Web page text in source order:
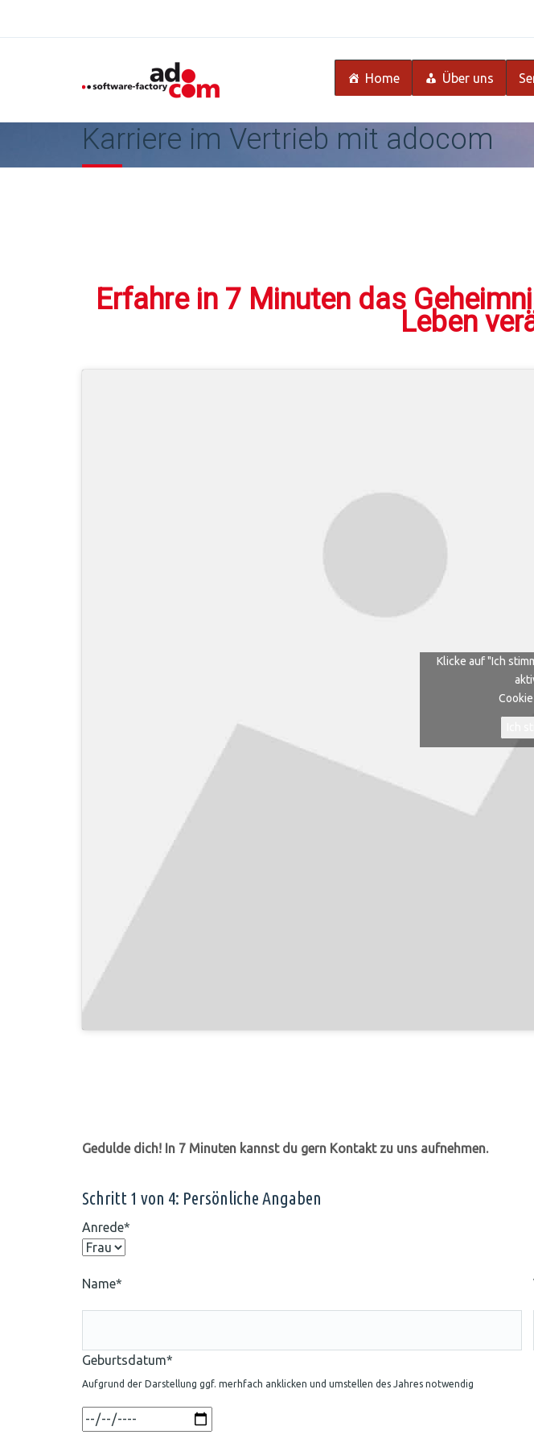
Home Über uns
Karriere im Vertrieb mit adocom
Erfahre in 7 Minuten das
Leben
Klicke auf "Ich
Gedulde dich! In 7 Minuten kannst du gern Kontakt zu uns aufnehmen.
Schritt 1 von 4: Persönliche Angaben
Anrede*
Name*
Geburtsdatum*
Aufgrund der Darstellung ggf. merhfach anklicken und umstellen des Jahres notwendig